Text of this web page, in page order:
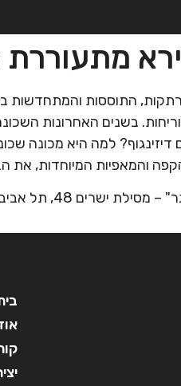
מתעוררת
התוססות והמתחדשות
וריחות. בשנים האחרונות
למה היא מכונה
והמאפיות המיוחדות, את
ישרים 48, תל אביב.